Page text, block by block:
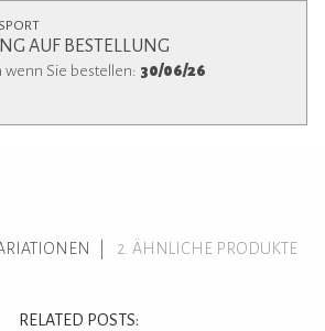
AUF BESTELLUNG
Sie bestellen: 30/06/26
ÄHNLICHE PRODUKTE
RELATED POSTS: